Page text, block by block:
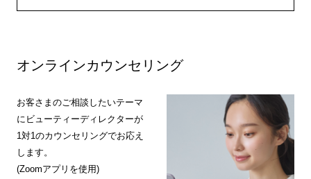
オンラインカウンセリング
お客さまのご相談したいテーマ
にビューティーディレクターが
1対1のカウンセリングでお応え
します。
(Zoomアプリを使用)